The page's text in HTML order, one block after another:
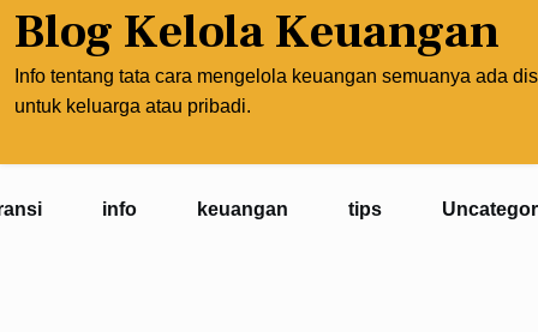
Blog Kelola Keuangan
Info tentang tata cara mengelola keuangan semuanya ada
untuk keluarga atau pribadi.
info keuangan tips